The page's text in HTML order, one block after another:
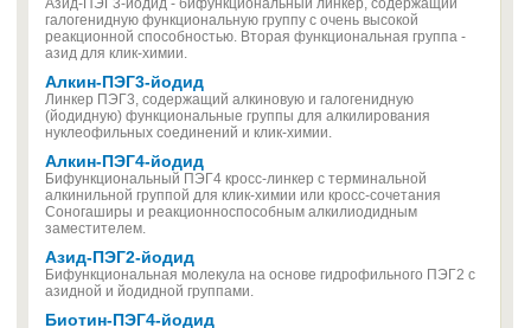
Азид-ПЭГ3-йодид - бифункциональный линкер, содержащий
галогенидную функциональную группу с очень высокой
реакционной способностью. Вторая функциональная группа -
азид для клик-химии.
Алкин-ПЭГ3-йодид
Линкер ПЭГ3, содержащий алкиновую и галогенидную
(йодидную) функциональные группы для алкилирования
нуклеофильных соединений и клик-химии.
Алкин-ПЭГ4-йодид
Бифункциональный ПЭГ4 кросс-линкер с терминальной
алкинильной группой для клик-химии или кросс-сочетания
Соногаширы и реакционноспособным алкилиодидным
заместителем.
Азид-ПЭГ2-йодид
Бифункциональная молекула на основе гидрофильного ПЭГ2 с
азидной и йодидной группами.
Биотин-ПЭГ4-йодид